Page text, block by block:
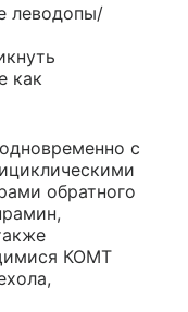
леводопы/
как
с
обратного
КОМТ